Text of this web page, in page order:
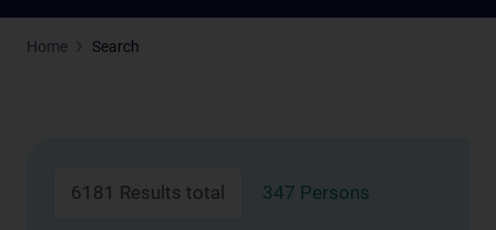
Home Search
6181 Results total 347 Persons